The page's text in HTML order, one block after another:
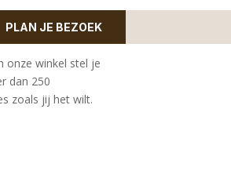
PLAN JE BEZOEK
onze winkel stel je
dan 250
zoals jij het wilt.